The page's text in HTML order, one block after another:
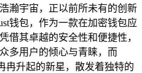
瀚宇宙，正以前所未有的创新
钱包，作为一款在加密钱包应
借其卓越的安全性和便捷性，
多用户的倾心与青睐，而
冉升起的新星，散发着独特的